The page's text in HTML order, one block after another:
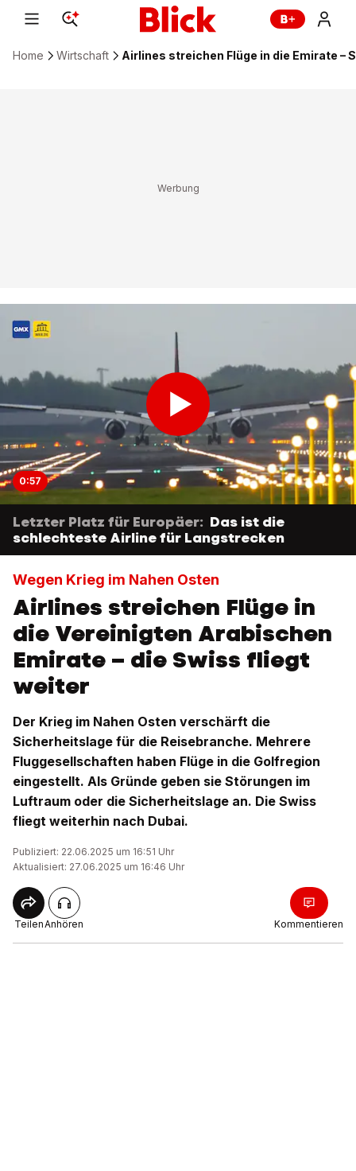
Home Wirtschaft Airlines streichen Flüge in die Emirate –
0:57
Letzter Platz für Europäer: Das ist die
schlechteste Airline für Langstrecken
Wegen Krieg im Nahen Osten
Airlines streichen Flüge in
die Vereinigten Arabischen
Emirate – die Swiss fliegt
weiter
Der Krieg im Nahen Osten verschärft die
Sicherheitslage für die Reisebranche. Mehrere
Fluggesellschaften haben Flüge in die Golfregion
eingestellt. Als Gründe geben sie Störungen im
Luftraum oder die Sicherheitslage an. Die Swiss
fliegt weiterhin nach Dubai.
Publiziert: 22.06.2025 um 16:51 Uhr
Aktualisiert: 27.06.2025 um 16:46 Uhr
TeilenAnhören Kommentieren